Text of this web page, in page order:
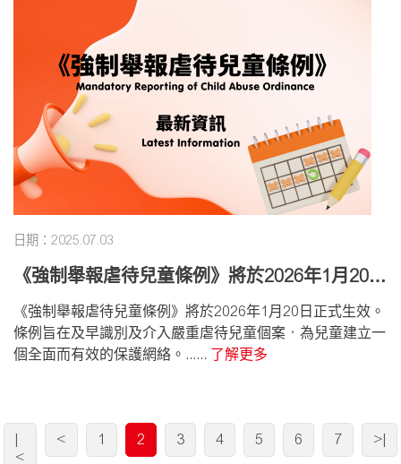
日期：2025.07.03
《強制舉報虐待兒童條例》將於2026年1月20日
《強制舉報虐待兒童條例》將於2026年1月20日正式生效。
條例旨在及早識別及介入嚴重虐待兒童個案，為兒童建立一
個全面而有效的保護網絡。...... 了解更多
<
< 1 2 3 4 5 6 7 >|